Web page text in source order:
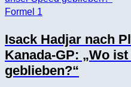
Formel 1
Isack Hadjar nach
Kanada-GP: „Wo
geblieben?“